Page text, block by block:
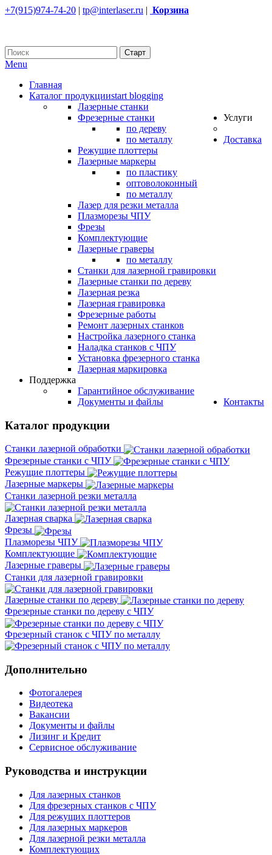
+7(915)974-74-20 | tp@interlaser.ru | Корзина
Menu
Главная
Каталог продукцииstart blogging
Лазерные станки
Фрезерные станки
по дереву
по металлу
Режущие плоттеры
Лазерные маркеры
по пластику
оптоволоконный
по металлу
Лазер для резки металла
Плазморезы ЧПУ
Фрезы
Комплектующие
Лазерные граверы
по металлу
Станки для лазерной гравировки
Лазерные станки по дереву
Услуги
Лазерная резка
Лазерная гравировка
Фрезерные работы
Ремонт лазерных станков
Настройка лазерного станка
Наладка станков с ЧПУ
Установка фрезерного станка
Лазерная маркировка
Доставка
Поддержка
Гарантийное обслуживание
Документы и файлы
Контакты
Каталог продукции
Станки лазерной обработки
Фрезерные станки с ЧПУ
Режущие плоттеры
Лазерные маркеры
Станки лазерной резки металла
Лазерная сварка
Фрезы
Плазморезы ЧПУ
Комплектующие
Лазерные граверы
Станки для лазерной гравировки
Лазерные станки по дереву
Фрезерные станки по дереву с ЧПУ
Фрезерный станок с ЧПУ по металлу
Дополнительно
Фотогалерея
Видеотека
Вакансии
Документы и файлы
Лизинг и Кредит
Сервисное обслуживание
Руководства и инструкции
Для лазерных станков
Для фрезерных станков с ЧПУ
Для режущих плоттеров
Для лазерных маркеров
Для лазерной резки металла
Комплектующих